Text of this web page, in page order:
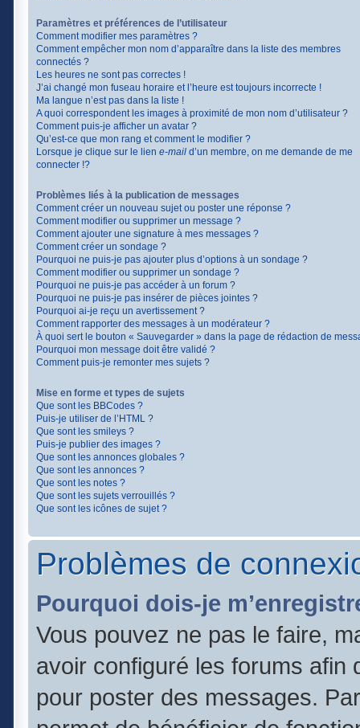
Paramètres et préférences de l’utilisateur
Comment modifier mes paramètres ?
Comment empêcher mon nom d’apparaître dans la liste des membres
connectés ?
Les heures ne sont pas correctes !
J’ai changé mon fuseau horaire et l’heure est toujours incorrecte !
Ma langue n’est pas dans la liste !
A quoi correspondent les images à proximité de mon nom d’utilisateur ?
Comment puis-je afficher un avatar ?
Qu’est-ce que mon rang et comment le modifier ?
Lorsque je clique sur le lien e-mail d’un membre, on me demande de me
connecter !?
Problèmes liés à la publication de messages
Comment créer un nouveau sujet ou poster une réponse ?
Comment modifier ou supprimer un message ?
Comment ajouter une signature à mes messages ?
Comment créer un sondage ?
Pourquoi ne puis-je pas ajouter plus d’options à un sondage ?
Comment modifier ou supprimer un sondage ?
Pourquoi ne puis-je pas accéder à un forum ?
Pourquoi ne puis-je pas insérer de pièces jointes ?
Pourquoi ai-je reçu un avertissement ?
Comment rapporter des messages à un modérateur ?
À quoi sert le bouton « Sauvegarder » dans la page de rédaction de
Pourquoi mon message doit être validé ?
Comment puis-je remonter mes sujets ?
Mise en forme et types de sujets
Que sont les BBCodes ?
Puis-je utiliser de l’HTML ?
Que sont les smileys ?
Puis-je publier des images ?
Que sont les annonces globales ?
Que sont les annonces ?
Que sont les notes ?
Que sont les sujets verrouillés ?
Que sont les icônes de sujet ?
Problèmes de
Pourquoi dois-je
Vous pouvez ne pas le faire,
avoir configuré les forums afin
pour poster des messages.